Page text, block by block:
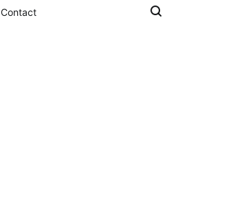
Contact